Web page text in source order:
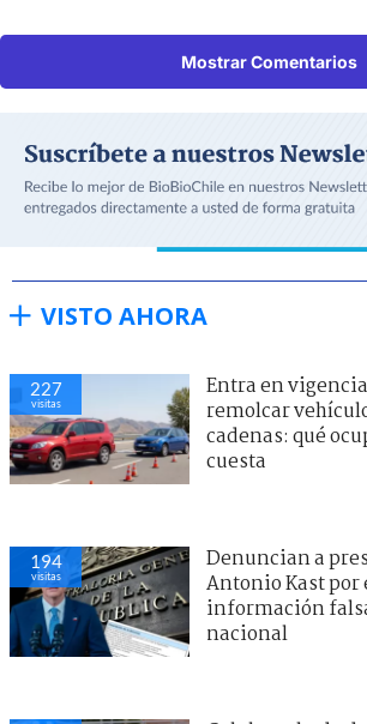
Mostrar Comentarios
VISTO AHORA
227
visitas
Entra en
remolcar
cadenas: qué
cuesta
194
visitas
Denuncian a
Antonio Kast
información
nacional